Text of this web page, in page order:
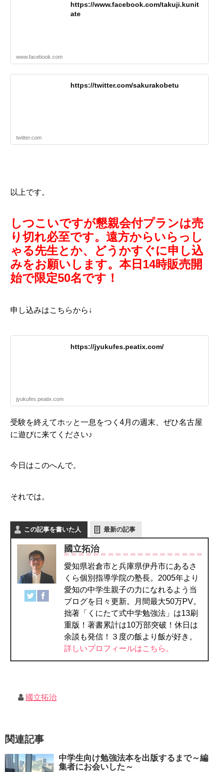
https://www.facebook.com/takuji.kunit
ate
www.facebook.com
https://twitter.com/sakurakobetu
twitter.com
以上です。
しつこいですが懇親会付プランは売
り切れ必至です。遠方からいらっし
ゃる先生とか、どうかすぐに申し込
みをお願いします。本日14時販売開
始で限定50名です！
申し込みはこちらから↓
https://jyukufes.peatix.com/
jyukufes.peatix.com
受験を終えてホッと一息をつく4月の週末、ぜひ名古屋
に遊びに来てください♪
今日はこのへんで。
それでは。
この記事を書いた人 最新の記事
國立拓治
愛知県岩倉市と兵庫県伊丹市にあるさ
くら個別指導学院の塾長。2005年より
愛知の中学生親子の力になれるよう当
ブログを日々更新。月間最大50万PV。
拙著「くにたて式中学勉強法」は13刷
重版！著書累計は10万部突破！休日は
余談も発信！３度の飯より飯が好き。
詳しいプロフィールはこちら。
國立拓治
関連記事
中学生向け勉強法本を出版するまで～編
集者にお会いした～